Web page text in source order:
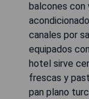
balcones con
canales por
equipados
hotel sirve
frescas y
pan plano